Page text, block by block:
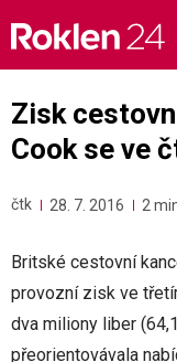
content
Zisk
Cook se ve
čtk 28. 7. 2016 2
Britské cestovní
provozní zisk ve
dva miliony liber
přeorientovávala